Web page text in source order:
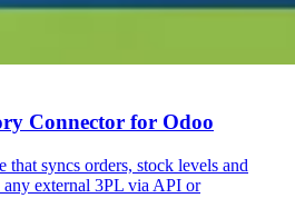
Connector for Odoo
syncs orders, stock levels and
external 3PL via API or